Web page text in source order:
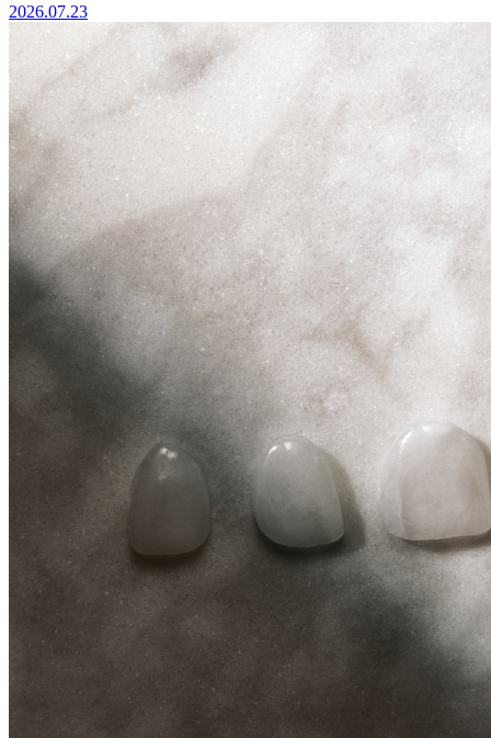
2026.07.23